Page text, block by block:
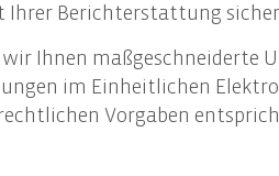
Ihrer Berichterstattung
Ihnen maßgeschneiderte
im Einheitlichen
Vorgaben